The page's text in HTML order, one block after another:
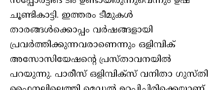
ചൂണ്ടികാട്ടി. ഇത്തരം ടീമുകള്‍
താരങ്ങള്‍ക്കൊപ്പം വര്‍ഷങ്ങളായി
പ്രവര്‍ത്തിക്കുന്നവരാണെന്നും ഒളിമ്പിക്
അസോസിയേഷന്റെ പ്രസ്താവനയില്‍
പറയുന്നു. പാരീസ് ഒളിമ്പിക്‌സ് വനിതാ ഗുസ്തി